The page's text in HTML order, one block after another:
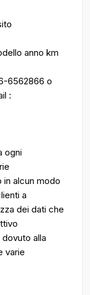
anno km
6562866 o
:
ogni
in alcun modo
a
dei dati che
alla
varie